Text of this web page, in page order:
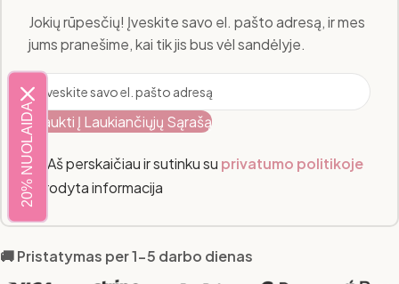
Jokių rūpesčių! Įveskite savo el. pašto adresą, ir mes
jums pranešime, kai tik jis bus vėl sandėlyje.
Įtraukti Į Laukiančiųjų Sąrašą
Aš perskaičiau ir sutinku su privatumo politikoje
nurodyta informacija
🚚 Pristatymas per 1-5 darbo dienas
20% NUOLAIDA